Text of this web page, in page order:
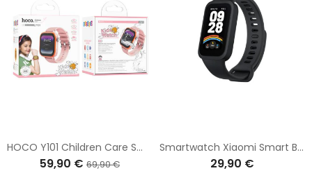
HOCO Y101 Children Care Smartwatch 4G
59,90 € 69,90 €
Smartwatch Xiaomi Smart Band 9 Active Negro
29,90 €